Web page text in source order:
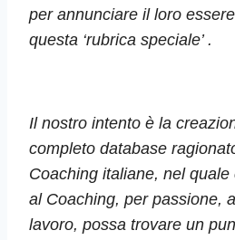
per annunciare il loro
questa ‘rubrica speciale’ .
Il nostro intento è la
completo database
Coaching italiane, nel
al Coaching, per passione,
lavoro, possa trovare un